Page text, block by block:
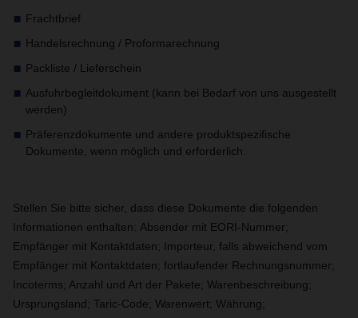
Frachtbrief
Handelsrechnung / Proformarechnung
Packliste / Lieferschein
Ausfuhrbegleitdokument (kann bei Bedarf von uns ausgestellt
werden)
Präferenzdokumente und andere produktspezifische
Dokumente, wenn möglich und erforderlich.
Stellen Sie bitte sicher, dass diese Dokumente die folgenden
Informationen enthalten: Absender mit EORI-Nummer;
Empfänger mit Kontaktdaten; Importeur, falls abweichend vom
Empfänger mit Kontaktdaten; fortlaufender Rechnungsnummer;
Incoterms; Anzahl und Art der Pakete; Warenbeschreibung;
Ursprungsland; Taric-Code; Warenwert; Währung;